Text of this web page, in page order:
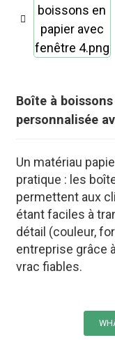
Boîte à
personnalisée
Un matériau
pratique : les
permettent aux
étant faciles à
détail (couleur,
entreprise grâce
vrac fiables.